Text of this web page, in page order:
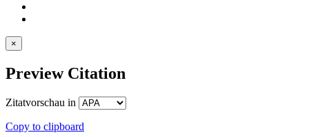
×
Preview Citation
Zitatvorschau in
Copy to clipboard